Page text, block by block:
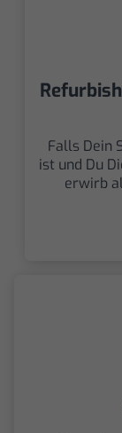
Falls Dein
ist und Du
erwirb